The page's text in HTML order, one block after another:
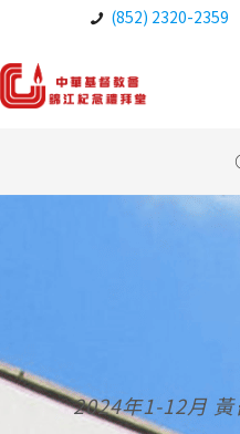
(852) 2320-2359
2024年1-12月